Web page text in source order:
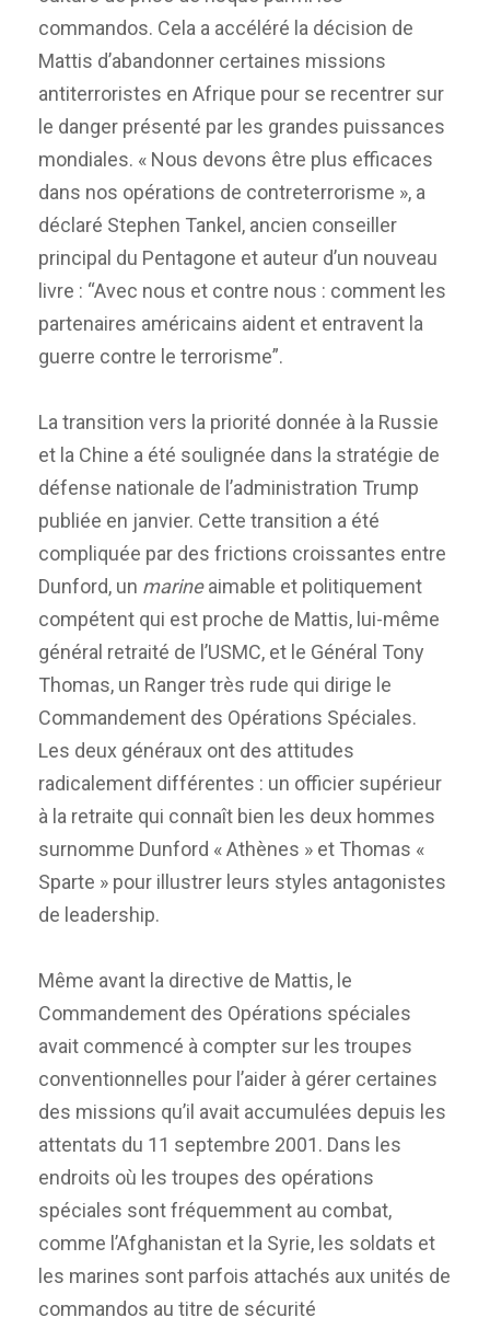
commandos. Cela a accéléré la décision de
Mattis d’abandonner certaines missions
antiterroristes en Afrique pour se recentrer sur
le danger présenté par les grandes puissances
mondiales. « Nous devons être plus efficaces
dans nos opérations de contreterrorisme », a
déclaré Stephen Tankel, ancien conseiller
principal du Pentagone et auteur d’un nouveau
livre : “Avec nous et contre nous : comment les
partenaires américains aident et entravent la
guerre contre le terrorisme”.
La transition vers la priorité donnée à la Russie
et la Chine a été soulignée dans la stratégie de
défense nationale de l’administration Trump
publiée en janvier. Cette transition a été
compliquée par des frictions croissantes entre
Dunford, un marineaimable et politiquement
compétent qui est proche de Mattis, lui-même
général retraité de l’USMC, et le Général Tony
Thomas, un Ranger très rude qui dirige le
Commandement des Opérations Spéciales.
Les deux généraux ont des attitudes
radicalement différentes : un officier supérieur
à la retraite qui connaît bien les deux hommes
surnomme Dunford « Athènes » et Thomas «
Sparte » pour illustrer leurs styles antagonistes
de leadership.
Même avant la directive de Mattis, le
Commandement des Opérations spéciales
avait commencé à compter sur les troupes
conventionnelles pour l’aider à gérer certaines
des missions qu’il avait accumulées depuis les
attentats du 11 septembre 2001. Dans les
endroits où les troupes des opérations
spéciales sont fréquemment au combat,
comme l’Afghanistan et la Syrie, les soldats et
les marines sont parfois attachés aux unités de
commandos au titre de sécurité